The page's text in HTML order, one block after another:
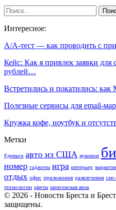
Интересное:
А/А-тест — как проводить с
Кейс: Как я привлек заявки
рублей…
Встретились и покатились:
Полезные сервисы для email-
Кружка кофе, ноутбук и
Метки
#деньги авто из США аукцион
номер гаджеты игра интерьер
отдых офис приложения развлечения
технологии цветы шенгенская виза
© 2026 - Новости Бреста и
защищены.